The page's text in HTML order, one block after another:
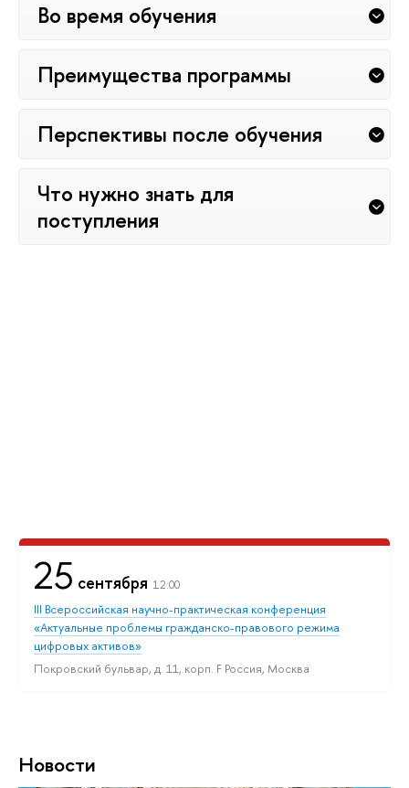
Во время обучения
Преимущества программы
Перспективы после обучения
Что нужно знать для
поступления
25 сентября 12:00
III Всероссийская научно-практическая конференция
«Актуальные проблемы гражданско-правового режима
цифровых активов»
Покровский бульвар, д. 11, корп. F Россия, Москва
Новости